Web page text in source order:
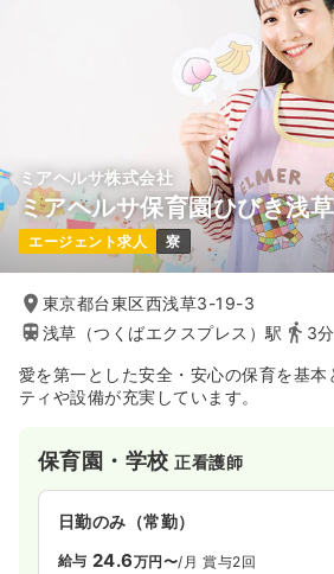
ミアヘルサ株式会社
ミアヘルサ保育園ひびき浅草
エージェント求人 寮
東京都台東区西浅草3-19-3
浅草（つくばエクスプレス）駅
3分
愛を第一とした安全・安心の保育を基本
ティや設備が充実しています。
保育園・学校正看護師
日勤のみ（常勤）
給与 24.6万円〜/月 賞与2回